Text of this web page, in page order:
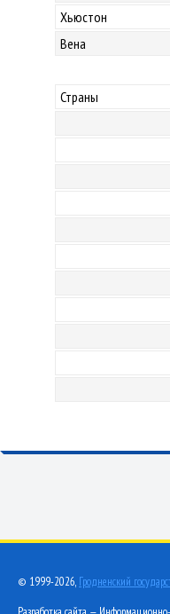
Хьюстон
Вена
Страны
© 1999-2026, Гродненский